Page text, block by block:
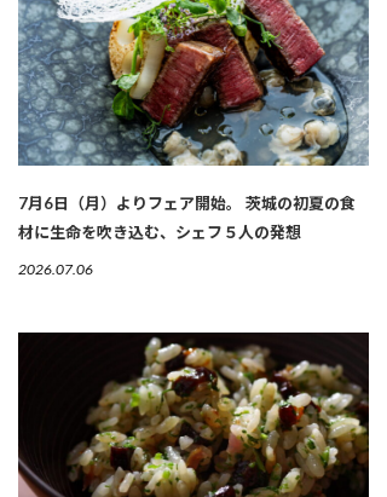
7月6日（月）よりフェア開始。 茨城の初夏の食
材に生命を吹き込む、シェフ５人の発想
2026.07.06